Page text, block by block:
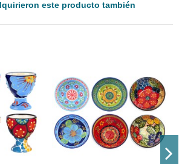
este producto también